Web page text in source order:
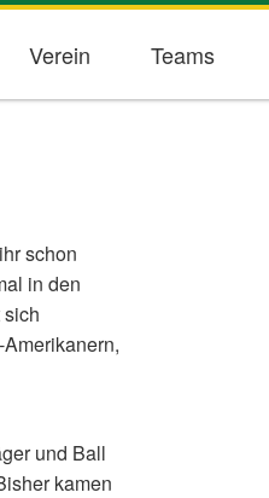
Verein Teams
schon
in den
und Ball
kamen